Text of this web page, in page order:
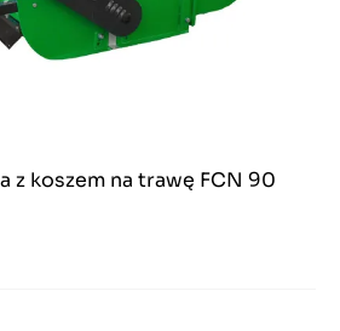
z koszem na trawę FCN 90